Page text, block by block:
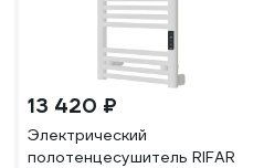
13 420 ₽
Электрический
полотенцесушитель RIFAR